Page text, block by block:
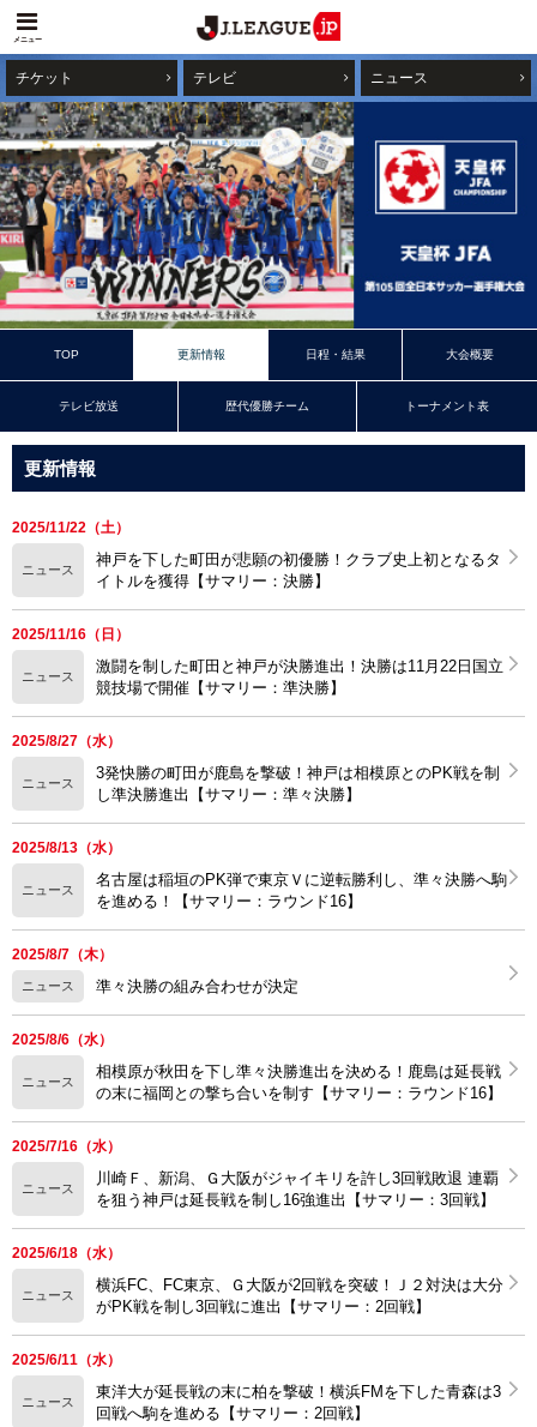
メニュー
チケット テレビ ニュース
TOP 更新情報 日程・結果 大会概要
テレビ放送 歴代優勝チーム トーナメント表
更新情報
2025/11/22（土）
ニュース
神戸を下した町田が悲願の初優勝！クラブ史上初となるタ
イトルを獲得【サマリー：決勝】
2025/11/16（日）
ニュース
激闘を制した町田と神戸が決勝進出！決勝は11月22日国立
競技場で開催【サマリー：準決勝】
2025/8/27（水）
ニュース
3発快勝の町田が鹿島を撃破！神戸は相模原とのPK戦を制
し準決勝進出【サマリー：準々決勝】
2025/8/13（水）
ニュース
名古屋は稲垣のPK弾で東京Ｖに逆転勝利し、準々決勝へ駒
を進める！【サマリー：ラウンド16】
2025/8/7（木）
ニュース 準々決勝の組み合わせが決定
2025/8/6（水）
ニュース
相模原が秋田を下し準々決勝進出を決める！鹿島は延長戦
の末に福岡との撃ち合いを制す【サマリー：ラウンド16】
2025/7/16（水）
ニュース
川崎Ｆ、新潟、Ｇ大阪がジャイキリを許し3回戦敗退 連覇
を狙う神戸は延長戦を制し16強進出【サマリー：3回戦】
2025/6/18（水）
ニュース
横浜FC、FC東京、Ｇ大阪が2回戦を突破！Ｊ２対決は大分
がPK戦を制し3回戦に進出【サマリー：2回戦】
2025/6/11（水）
ニュース
東洋大が延長戦の末に柏を撃破！横浜FMを下した青森は3
回戦へ駒を進める【サマリー：2回戦】